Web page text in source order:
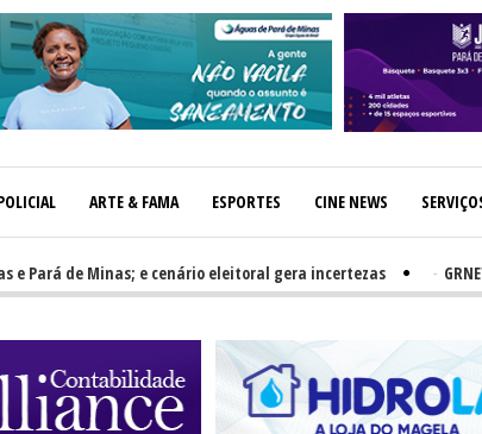
ARTE & FAMA ESPORTES CINE NEWS
de Minas; e cenário eleitoral gera incertezas - GRNEWS